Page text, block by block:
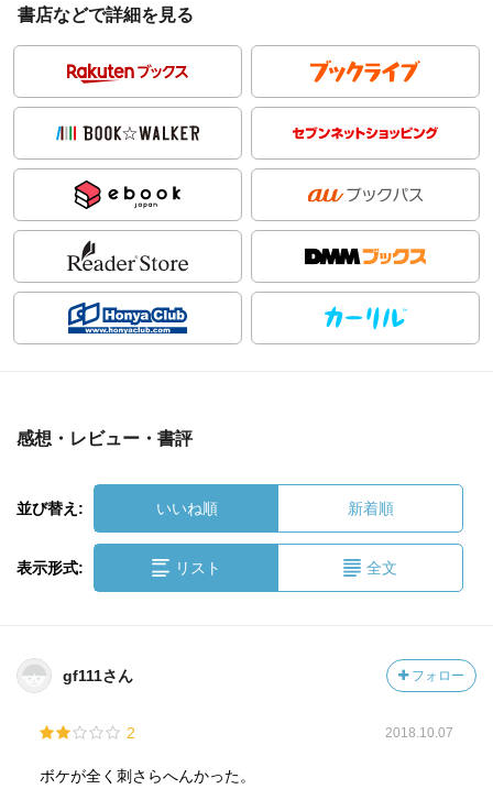
書店などで詳細を見る
感想・レビュー・書評
並び替え: いいね順 新着順
表示形式: リスト 全文
gf111さん フォロー
2 2018.10.07
ボケが全く刺さらへんかった。